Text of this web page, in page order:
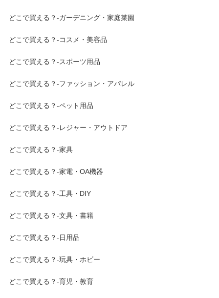
どこで買える？-ガーデニング・家庭菜園
どこで買える？-コスメ・美容品
どこで買える？-スポーツ用品
どこで買える？-ファッション・アパレル
どこで買える？-ペット用品
どこで買える？-レジャー・アウトドア
どこで買える？-家具
どこで買える？-家電・OA機器
どこで買える？-工具・DIY
どこで買える？-文具・書籍
どこで買える？-日用品
どこで買える？-玩具・ホビー
どこで買える？-育児・教育